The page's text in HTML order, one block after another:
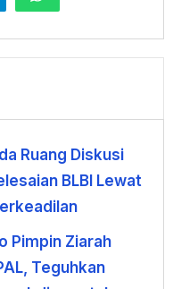
Ruang Diskusi
BLBI Lewat
Pimpin Ziarah
Teguhkan